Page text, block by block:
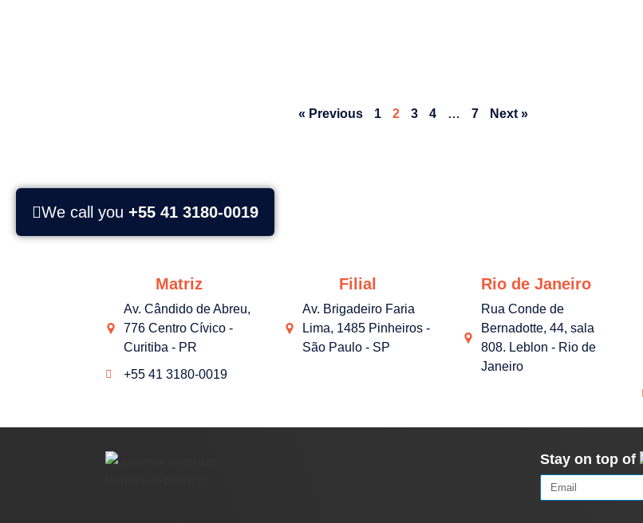
« Previous 1 2 3 4 … 7 Next »
We call you +55 41 3180-0019
Matriz
Av. Cândido de Abreu,
776 Centro Cívico -
Curitiba - PR
+55 41 3180-0019
Filial
Av. Brigadeiro Faria
Lima, 1485 Pinheiros -
São Paulo - SP
Rio de Janeiro
Rua Conde de
Bernadotte, 44, sala
808. Leblon - Rio de
Janeiro
Stay on top of